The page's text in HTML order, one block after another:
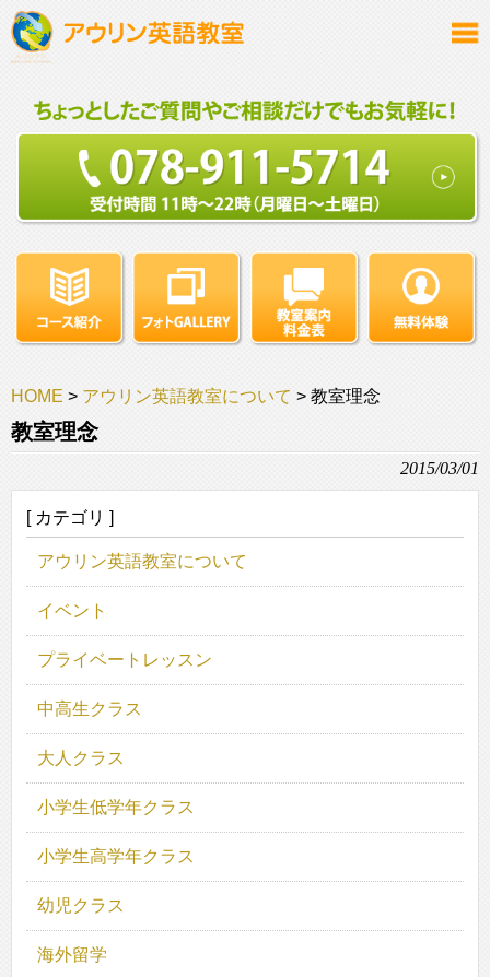
HOME > アウリン英語教室について > 教室理念
教室理念
2015/03/01
[ カテゴリ ]
アウリン英語教室について
イベント
プライベートレッスン
中高生クラス
大人クラス
小学生低学年クラス
小学生高学年クラス
幼児クラス
海外留学